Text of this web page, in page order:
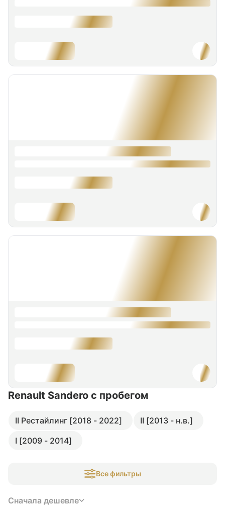
Renault Sandero с пробегом
II Рестайлинг [2018 - 2022]
II [2013 - н.в.]
I [2009 - 2014]
Все фильтры
Сначала дешевле